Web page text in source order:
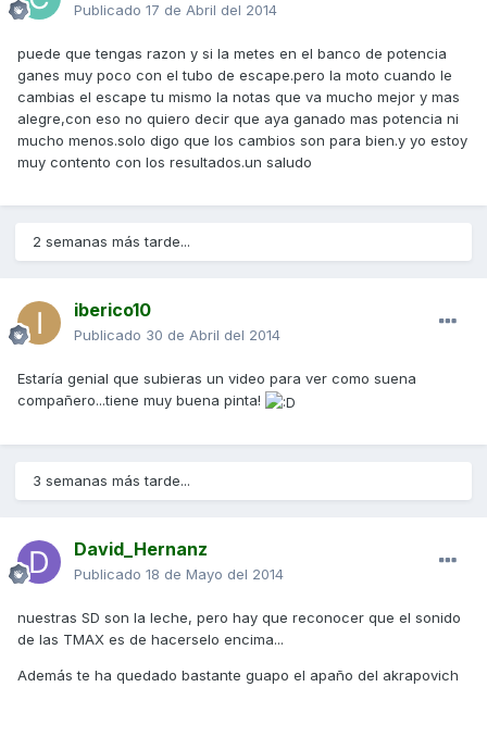
Publicado 17 de Abril del 2014
puede que tengas razon y si la metes en el banco de potencia
ganes muy poco con el tubo de escape.pero la moto cuando le
cambias el escape tu mismo la notas que va mucho mejor y mas
alegre,con eso no quiero decir que aya ganado mas potencia ni
mucho menos.solo digo que los cambios son para bien.y yo estoy
muy contento con los resultados.un saludo
2 semanas más tarde...
iberico10
Publicado 30 de Abril del 2014
Estaría genial que subieras un video para ver como suena
compañero...tiene muy buena pinta!
3 semanas más tarde...
David_Hernanz
Publicado 18 de Mayo del 2014
nuestras SD son la leche, pero hay que reconocer que el sonido
de las TMAX es de hacerselo encima...
Además te ha quedado bastante guapo el apaño del akrapovich